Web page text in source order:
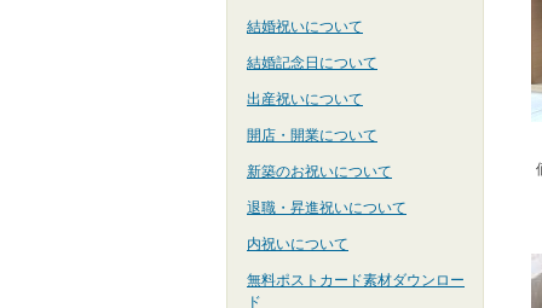
結婚祝いについて
結婚記念日について
出産祝いについて
開店・開業について
新築のお祝いについて
退職・昇進祝いについて
内祝いについて
無料ポストカード素材ダウンロー
ド